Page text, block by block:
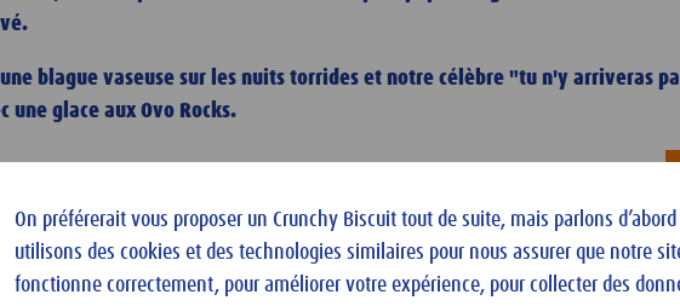
blague vaseuse sur les nuits torrides et notre célèbre "tu n'y arriveras
glace aux Ovo Rocks.
fin
On préférerait vous proposer un Crunchy Biscuit tout de suite, mais parlons
utilisons des cookies et des technologies similaires pour nous assurer que notre
fonctionne correctement, pour améliorer votre expérience, pour collecter des